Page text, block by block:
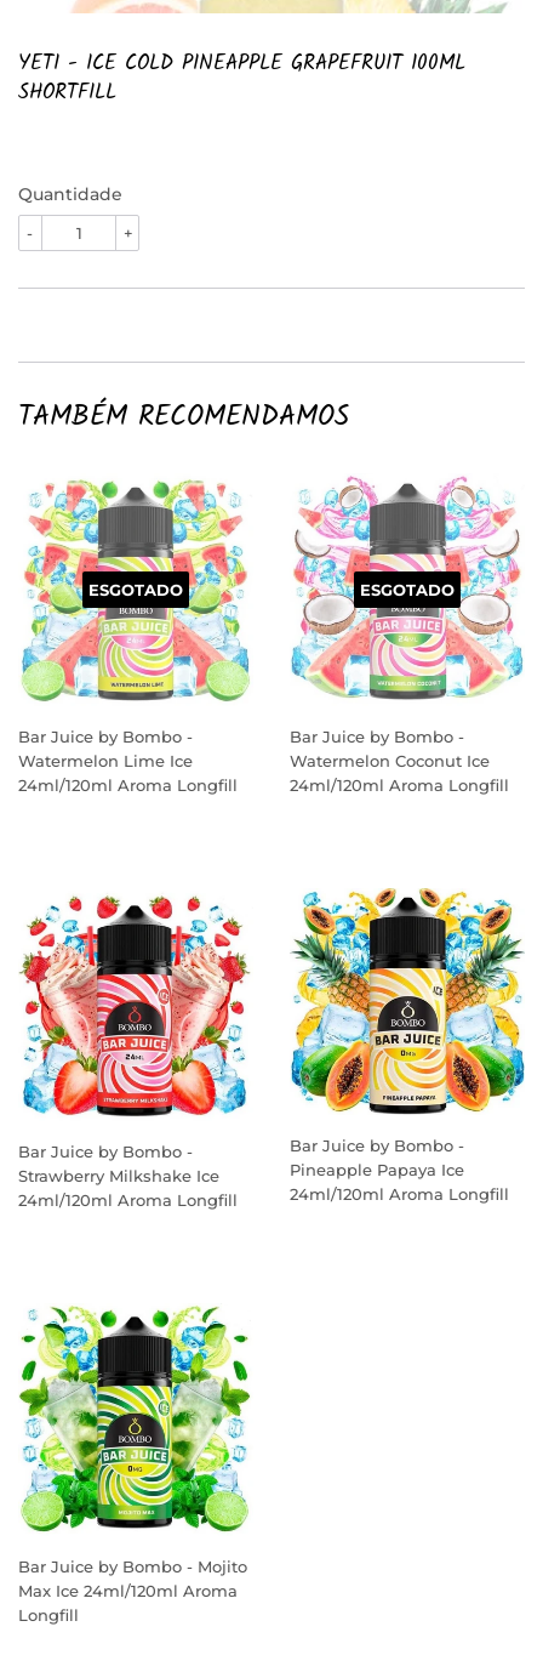
YETI - ICE COLD PINEAPPLE GRAPEFRUIT 100ML
SHORTFILL
Quantidade
+
-
TAMBÉM RECOMENDAMOS
ESGOTADO
Bar Juice by Bombo -
Watermelon Lime Ice
24ml/120ml Aroma Longfill
ESGOTADO
Bar Juice by Bombo -
Watermelon Coconut Ice
24ml/120ml Aroma Longfill
Bar Juice by Bombo -
Strawberry Milkshake Ice
24ml/120ml Aroma Longfill
Bar Juice by Bombo -
Pineapple Papaya Ice
24ml/120ml Aroma Longfill
Bar Juice by Bombo - Mojito
Max Ice 24ml/120ml Aroma
Longfill